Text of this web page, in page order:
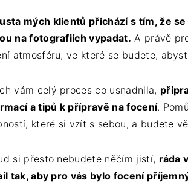
mých klientů přichází s tím, že
na fotografiích vypadat. A právě
atmosféru, ve které se budete,
vám celý proces co usnadnila,
a tipů k přípravě na focení.
které si vzít s sebou, a budete
si přesto nebudete něčím jistí, ráda
tak, aby pro vás bylo focení